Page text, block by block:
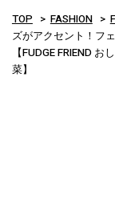
TOP FASHION
ズがアクセント！フ
【FUDGE FRIEND
菜】